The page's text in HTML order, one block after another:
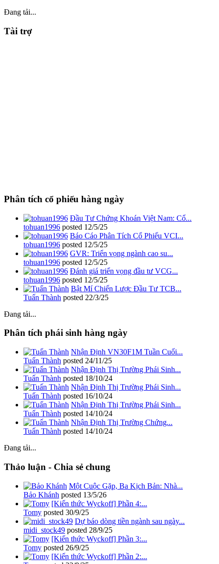
Đang tải...
Tài trợ
Phân tích cổ phiếu hàng ngày
Đầu Tư Chứng Khoán Việt Nam: Cổ...
tohuan1996 posted 12/5/25
Báo Cáo Phân Tích Cổ Phiếu VCI...
tohuan1996 posted 12/5/25
GVR: Triển vọng ngành cao su...
tohuan1996 posted 12/5/25
Đánh giá triển vọng đầu tư VCG...
tohuan1996 posted 12/5/25
Bật Mí Chiến Lược Đầu Tư TCB...
Tuấn Thành posted 22/3/25
Đang tải...
Phân tích phái sinh hàng ngày
Nhận Định VN30F1M Tuần Cuối...
Tuấn Thành posted 24/11/25
Nhận Định Thị Trường Phái Sinh...
Tuấn Thành posted 18/10/24
Nhận Định Thị Trường Phái Sinh...
Tuấn Thành posted 16/10/24
Nhận Định Thị Trường Phái Sinh...
Tuấn Thành posted 14/10/24
Nhận Định Thị Trường Chứng...
Tuấn Thành posted 14/10/24
Đang tải...
Thảo luận - Chia sẻ chung
Một Cuộc Gặp, Ba Kịch Bản: Nhà...
Bảo Khánh posted 13/5/26
[Kiến thức Wyckoff] Phần 4:...
Tomy posted 30/9/25
Dự báo dòng tiền ngành sau ngày...
midi_stock49 posted 28/9/25
[Kiến thức Wyckoff] Phần 3:...
Tomy posted 26/9/25
[Kiến thức Wyckoff] Phần 2:...